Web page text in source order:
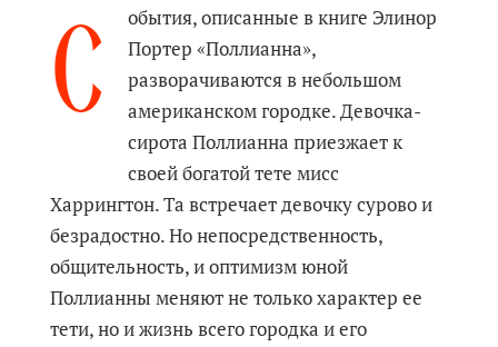
С
обытия, описанные в книге Элинор
Портер «Поллианна»,
разворачиваются в небольшом
американском городке. Девочка-
сирота Поллианна приезжает к
своей богатой тете мисс
Харрингтон. Та встречает девочку сурово и
безрадостно. Но непосредственность,
общительность, и оптимизм юной
Поллианны меняют не только характер ее
тети, но и жизнь всего городка и его